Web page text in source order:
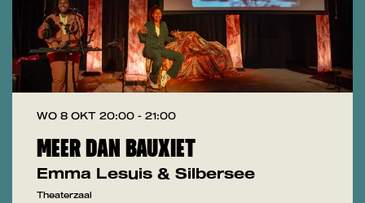
MEER DAN BAUXIET
Emma Lesuis & Silbersee
WO 8 OKT 20:00 - 21:00
Theaterzaal